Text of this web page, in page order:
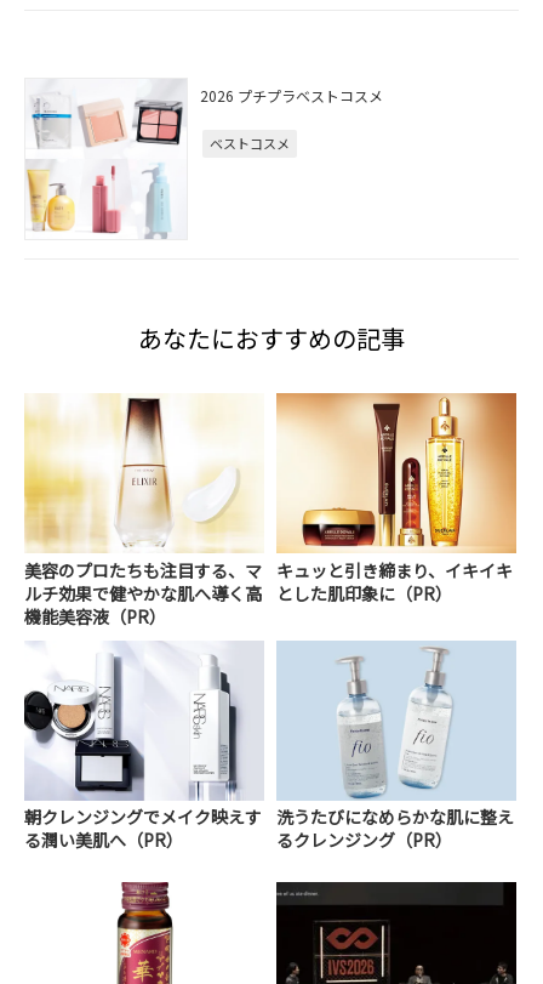
2026 プチプラベストコスメ
ベストコスメ
あなたにおすすめの記事
美容のプロたちも注目する、マ
ルチ効果で健やかな肌へ導く高
機能美容液（PR）
キュッと引き締まり、イキイキ
とした肌印象に（PR）
朝クレンジングでメイク映えす
る潤い美肌へ（PR）
洗うたびになめらかな肌に整え
るクレンジング（PR）